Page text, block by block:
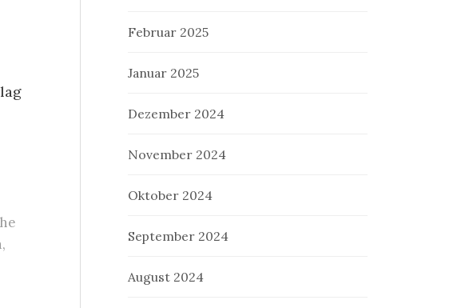
,
Februar 2025
Januar 2025
Dezember 2024
November 2024
Oktober 2024
September 2024
August 2024